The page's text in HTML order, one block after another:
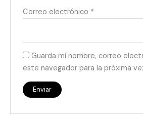
Correo electrónico *
Guarda mi nombre, correo
este navegador para la próxima